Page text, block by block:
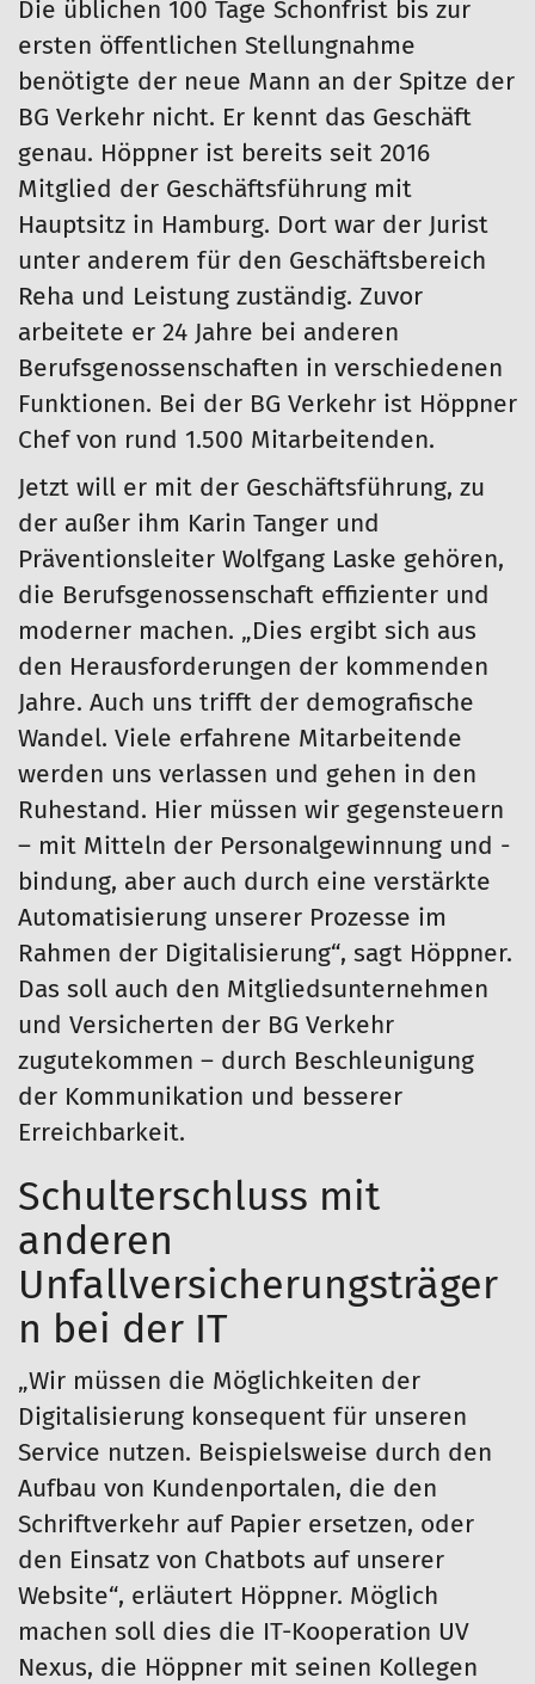
Die üblichen 100 Tage Schonfrist bis zur
ersten öffentlichen Stellungnahme
benötigte der neue Mann an der Spitze der
BG Verkehr nicht. Er kennt das Geschäft
genau. Höppner ist bereits seit 2016
Mitglied der Geschäftsführung mit
Hauptsitz in Hamburg. Dort war der Jurist
unter anderem für den Geschäftsbereich
Reha und Leistung zuständig. Zuvor
arbeitete er 24 Jahre bei anderen
Berufsgenossenschaften in verschiedenen
Funktionen. Bei der BG Verkehr ist Höppner
Chef von rund 1.500 Mitarbeitenden.
Jetzt will er mit der Geschäftsführung, zu
der außer ihm Karin Tanger und
Präventionsleiter Wolfgang Laske gehören,
die Berufsgenossenschaft effizienter und
moderner machen. „Dies ergibt sich aus
den Herausforderungen der kommenden
Jahre. Auch uns trifft der demografische
Wandel. Viele erfahrene Mitarbeitende
werden uns verlassen und gehen in den
Ruhestand. Hier müssen wir gegensteuern
– mit Mitteln der Personalgewinnung und -
bindung, aber auch durch eine verstärkte
Automatisierung unserer Prozesse im
Rahmen der Digitalisierung“, sagt Höppner.
Das soll auch den Mitgliedsunternehmen
und Versicherten der BG Verkehr
zugutekommen – durch Beschleunigung
der Kommunikation und besserer
Erreichbarkeit.
Schulterschluss mit
anderen
Unfallversicherungsträger
n bei der IT
„Wir müssen die Möglichkeiten der
Digitalisierung konsequent für unseren
Service nutzen. Beispielsweise durch den
Aufbau von Kundenportalen, die den
Schriftverkehr auf Papier ersetzen, oder
den Einsatz von Chatbots auf unserer
Website“, erläutert Höppner. Möglich
machen soll dies die IT-Kooperation UV
Nexus, die Höppner mit seinen Kollegen